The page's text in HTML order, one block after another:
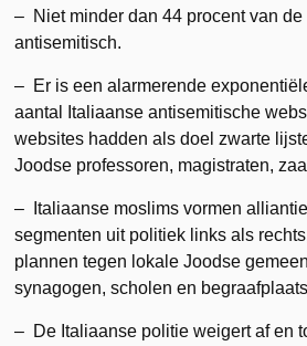
– Niet minder dan 44 procent van
antisemitisch.
– Er is een alarmerende
aantal Italiaanse antisemitische
websites hadden als doel zwarte
Joodse professoren, magistraten,
– Italiaanse moslims vormen
segmenten uit politiek links als
plannen tegen lokale Joodse
synagogen, scholen en
– De Italiaanse politie weigert af en